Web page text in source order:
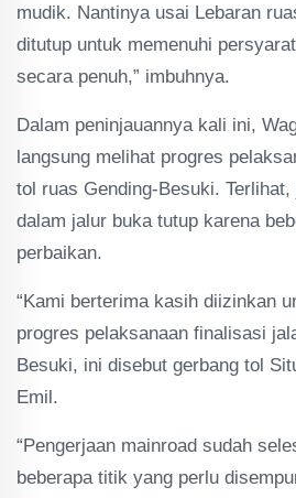
mudik. Nantinya usai Lebaran
ditutup untuk memenuhi
secara penuh,” imbuhnya.
Dalam peninjauannya kali ini,
langsung melihat progres
tol ruas Gending-Besuki.
dalam jalur buka tutup karena
perbaikan.
“Kami berterima kasih diizinkan
progres pelaksanaan finalisasi
Besuki, ini disebut gerbang tol
Emil.
“Pengerjaan mainroad sudah
beberapa titik yang perlu